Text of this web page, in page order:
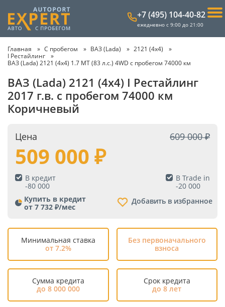
+7 (495) 104-40-82
ежедневно с 9:00 до 21:00
Главная С пробегом ВАЗ (Lada)
2121 (4x4)
I Рестайлинг
ВАЗ (Lada) 2121 (4x4) 1.7 MT (83 л.с.) 4WD с пробегом 74000 км
ВАЗ (Lada) 2121 (4x4) I Рестайлинг
2017 г.в. с пробегом 74000 км
Коричневый
Цена 609 000
509 000
В кредит
-80 000
В Trade in
-20 000
Купить в кредит
от 7 732 ₽/мес
Добавить в избранное
Минимальная ставка
от 7.2%
Без первоначального
взноса
Сумма кредита
до 8 000 000
Срок кредита
до 8 лет